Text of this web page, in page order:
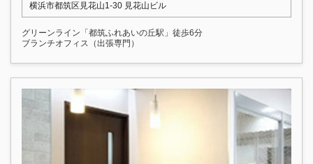
横浜市都筑区見花山1-30 見花山ビル
グリーンライン「都筑ふれあいの丘駅」徒歩6分
ブランチオフィス（出張専門）